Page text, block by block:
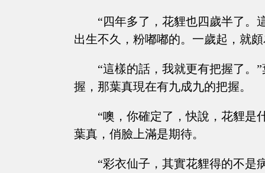
“四年多了，花貍也四歲半了。
出生不久，粉嘟嘟的。一歲起，就
“這樣的話，我就更有把握了。
握，那葉真現在有九成九的把握。
“噢，你確定了，快說，花貍是
葉真，俏臉上滿是期待。
“彩衣仙子，其實花貍得的不是